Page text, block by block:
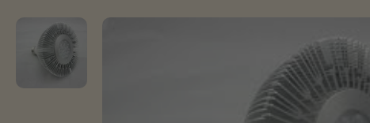
Gå
til
produktoplysninger